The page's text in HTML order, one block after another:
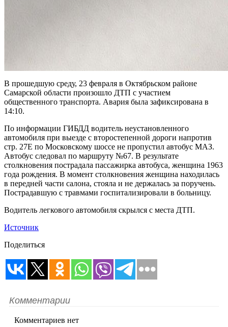
В прошедшую среду, 23 февраля в Октябрьском районе
Самарской области произошло ДТП с участием
общественного транспорта. Авария была зафиксирована в
14:10.
По информации ГИБДД водитель неустановленного
автомобиля при выезде с второстепенной дороги напротив
стр. 27Е по Московскому шоссе не пропустил автобус МАЗ.
Автобус следовал по маршруту №67. В результате
столкновения пострадала пассажирка автобуса, женщина 1963
года рождения. В момент столкновения женщина находилась
в передней части салона, стояла и не держалась за поручень.
Пострадавшую с травмами госпитализировали в больницу.
Водитель легкового автомобиля скрылся с места ДТП.
Источник
Поделиться
Комментарии
Комментариев нет